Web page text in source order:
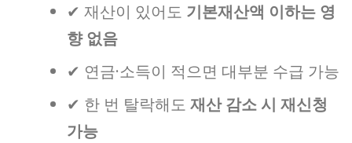
✔ 재산이 있어도 기본재산액 이하는 영
향 없음
✔ 연금·소득이 적으면 대부분 수급 가능
✔ 한 번 탈락해도 재산 감소 시 재신청
가능